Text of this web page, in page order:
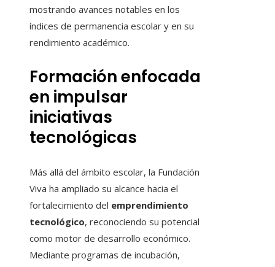
mostrando avances notables en los
índices de permanencia escolar y en su
rendimiento académico.
Formación enfocada
en impulsar
iniciativas
tecnológicas
Más allá del ámbito escolar, la Fundación
Viva ha ampliado su alcance hacia el
fortalecimiento del emprendimiento
tecnológico, reconociendo su potencial
como motor de desarrollo económico.
Mediante programas de incubación,